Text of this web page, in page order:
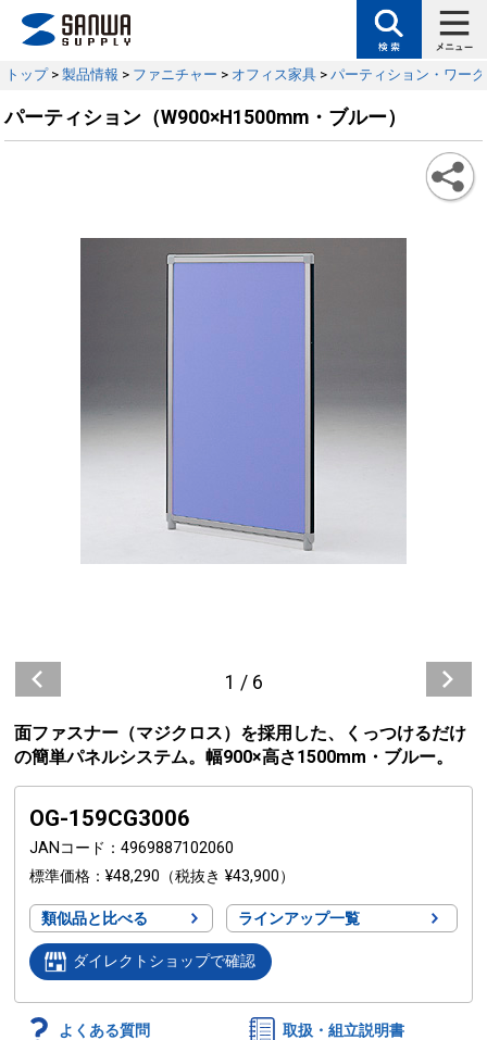
トップ> 製品情報 > ファニチャー > オフィス家具 > パーティション・ワー
パーティション（W900×H1500mm・ブルー）
1 / 6
面ファスナー（マジクロス）を採用した、くっつけるだけ
の簡単パネルシステム。幅900×高さ1500mm・ブルー。
OG-159CG3006
JANコード
4969887102060
標準価格
¥48,290 （税抜き ¥43,900）
類似品と比べる ラインアップ一覧
ダイレクトショップで確認
よくある質問 取扱・組立説明書